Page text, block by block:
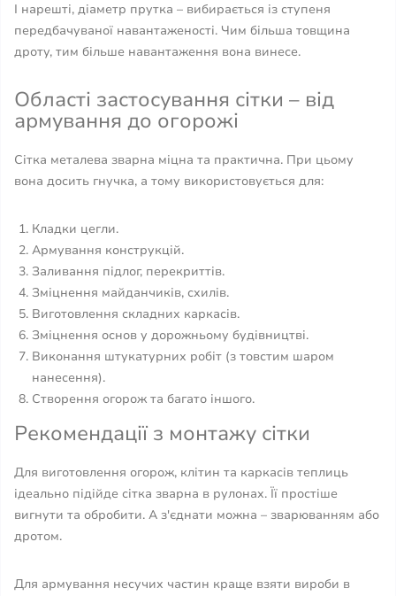
І нарешті, діаметр прутка – вибирається із ступеня
передбачуваної навантаженості. Чим більша товщина
дроту, тим більше навантаження вона винесе.
Області застосування сітки – від
армування до огорожі
Сітка металева зварна міцна та практична. При цьому
вона досить гнучка, а тому використовується для:
Кладки цегли.
Армування конструкцій.
Заливання підлог, перекриттів.
Зміцнення майданчиків, схилів.
Виготовлення складних каркасів.
Зміцнення основ у дорожньому будівництві.
Виконання штукатурних робіт (з товстим шаром
нанесення).
Створення огорож та багато іншого.
Рекомендації з монтажу сітки
Для виготовлення огорож, клітин та каркасів теплиць
ідеально підійде сітка зварна в рулонах. Її простіше
вигнути та обробити. А з'єднати можна – зварюванням або
дротом.
Для армування несучих частин краще взяти вироби в